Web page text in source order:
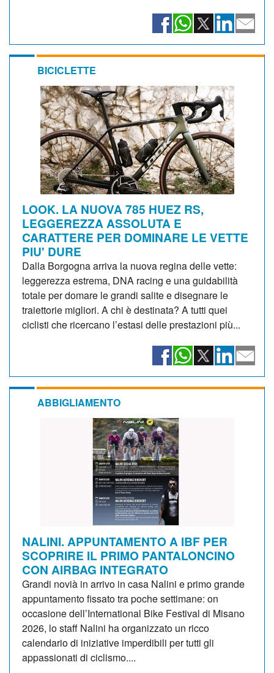
BICICLETTE
LOOK. LA NUOVA 785 HUEZ RS,
LEGGEREZZA ASSOLUTA E
CARATTERE PER DOMINARE LE VETTE
PIU' DURE
Dalla Borgogna arriva la nuova regina delle vette:
leggerezza estrema, DNA racing e una guidabilità
totale per domare le grandi salite e disegnare le
traiettorie migliori. A chi è destinata? A tutti quei
ciclisti che ricercano l’estasi delle prestazioni più...
ABBIGLIAMENTO
NALINI. APPUNTAMENTO A IBF PER
SCOPRIRE IL PRIMO PANTALONCINO
CON AIRBAG INTEGRATO
Grandi novià in arrivo in casa Nalini e primo grande
appuntamento fissato tra poche settimane: on
occasione dell’International Bike Festival di Misano
2026, lo staff Nalini ha organizzato un ricco
calendario di iniziative imperdibili per tutti gli
appassionati di ciclismo....